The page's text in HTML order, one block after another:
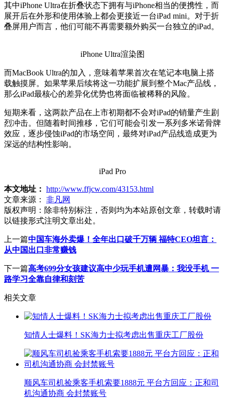
其中iPhone Ultra在折叠状态下拥有与iPhone相当的便携性，而
展开后在外形和使用体验上都会更接近一台iPad mini。对于折
叠屏用户而言，他们可能不再需要额外购买一台独立的iPad。
iPhone Ultra渲染图
而MacBook Ultra的加入，意味着苹果首次在笔记本电脑上搭
载触摸屏。如果苹果后续将这一功能扩展到整个Mac产品线，
那么iPad最核心的差异化优势也将面临被稀释的风险。
短期来看，这两款产品在上市初期都不会对iPad的销量产生剧
烈冲击。但随着时间推移，它们可能会引发一系列多米诺骨牌
效应，逐步侵蚀iPad的市场空间，最终对iPad产品线造成更为
深远的结构性影响。
iPad Pro
本文地址： http://www.ffjcw.com/43153.html
文章来源：
非凡网
版权声明： 除非特别标注，否则均为本站原创文章，转载时请
以链接形式注明文章出处。
上一篇中国车海外卖爆！全年出口破千万辆 福特CEO坦言：
从中国出口非常赚钱
下一篇高考699分女孩建议高中少玩手机遭网暴：我没手机 一
路学习全靠自律和刻苦
相关文章
知情人士爆料！SK海力士拟考虑出售重庆工厂股份
顺风车司机捡乘客手机索要1888元 平台方回应：正和司
机沟通协商 会封禁账号